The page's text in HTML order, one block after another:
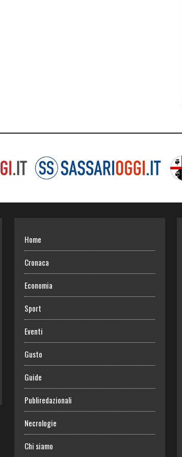
Home
Cronaca
Economia
Sport
Eventi
Gusto
Guide
Publiredazionali
Necrologie
Chi siamo